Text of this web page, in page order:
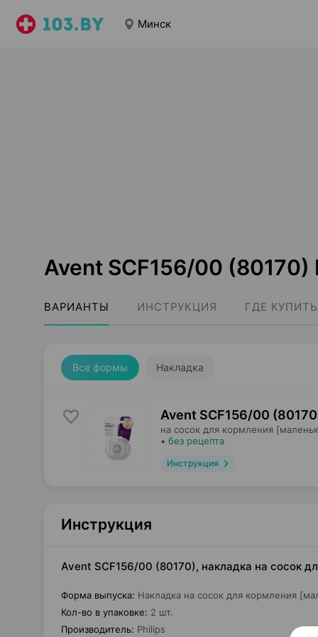
Минск
Avent SCF156/00
ВАРИАНТЫ ИНСТРУКЦИЯ ГДЕ КУПИТЬ
Все формы Накладка
Avent SCF156/00
на сосок для кормления
• без рецепта
Инструкция
Инструкция
Avent SCF156/00 (80170), накладка на сосок
Форма выпуска: Накладка на сосок для кормления
Кол-во в упаковке: 2 шт.
Производитель: Philips